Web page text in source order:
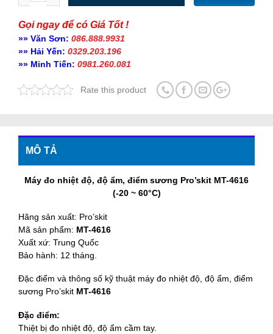
Gọi ngay để có Giá Tốt !
»» Văn Sơn: 086.888.9931
»» Hải Yến: 0329.203.196
»» Minh Tiến: 0981.260.081
Rate this product
MÔ TẢ
Máy đo nhiệt độ, độ ẩm, điểm sương Pro’skit MT-4616
(-20 ~ 60°C)
Hãng sản xuất: Pro’skit
Mã sản phẩm: MT-4616
Xuất xứ: Trung Quốc
Bảo hành: 12 tháng.
Đặc điểm và thông số kỹ thuật máy đo nhiệt độ, độ ẩm, điểm
sương Pro’skit MT-4616
Đặc điểm:
Thiệt bị đo nhiệt độ, độ ẩm cầm tay.